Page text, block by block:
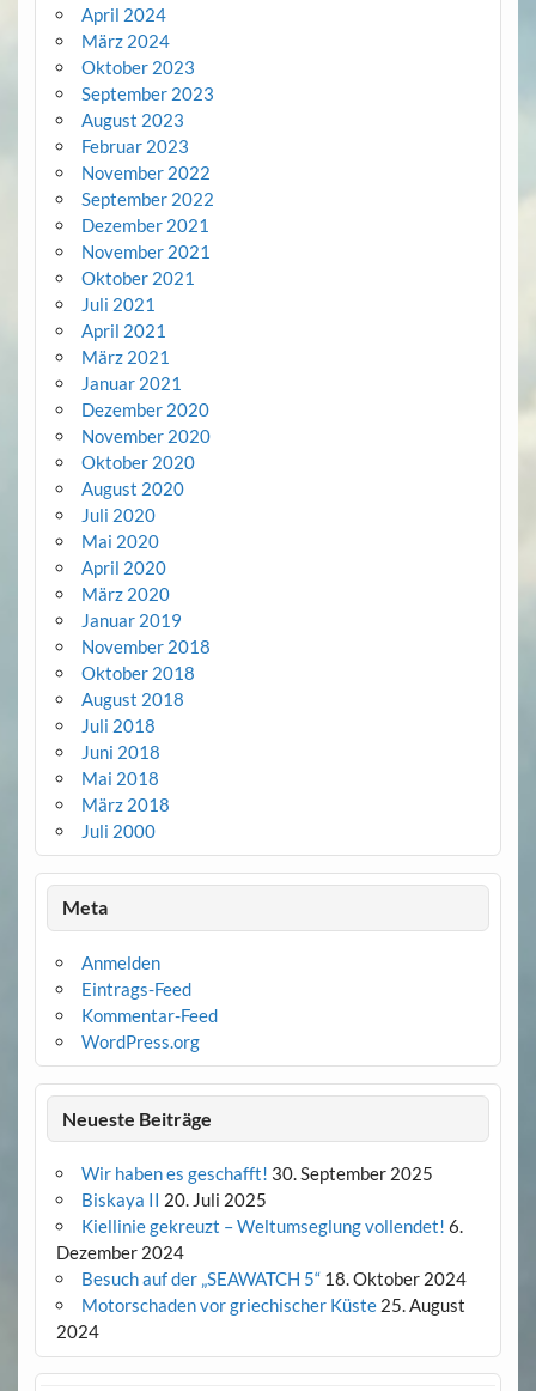
April 2024
März 2024
Oktober 2023
September 2023
August 2023
Februar 2023
November 2022
September 2022
Dezember 2021
November 2021
Oktober 2021
Juli 2021
April 2021
März 2021
Januar 2021
Dezember 2020
November 2020
Oktober 2020
August 2020
Juli 2020
Mai 2020
April 2020
März 2020
Januar 2019
November 2018
Oktober 2018
August 2018
Juli 2018
Juni 2018
Mai 2018
März 2018
Juli 2000
Meta
Anmelden
Eintrags-Feed
Kommentar-Feed
WordPress.org
Neueste Beiträge
Wir haben es geschafft! 30. September 2025
Biskaya II 20. Juli 2025
Kiellinie gekreuzt – Weltumseglung vollendet! 6.
Dezember 2024
Besuch auf der „SEAWATCH 5“ 18. Oktober 2024
Motorschaden vor griechischer Küste 25. August
2024